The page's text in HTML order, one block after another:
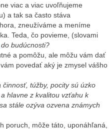
viac a viac uvoľňujeme
a tak sa často stáva
zneužíváme a meníme
Teda, čo povieme, (slovami
do budúcnosti?
a pomôžu, ale môžu vám dať
povedať aký je zmysel vášho
činnosť, túžby, pocity sú úzko
hlavne z kvalitou vzťahu k
stále ozýva ozvena známych
poruch, môže táto, uponáhľaná,